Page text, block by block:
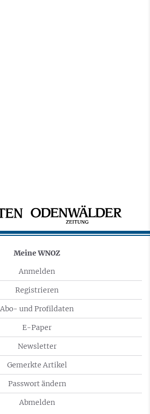
Meine WNOZ
Anmelden
Registrieren
Abo- und Profildaten
E-Paper
Newsletter
Gemerkte Artikel
Passwort ändern
Abmelden